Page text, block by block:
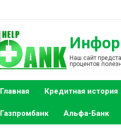
Наш сайт
процентов
Главная Кредитная история
Газпромбанк Альфа-Банк